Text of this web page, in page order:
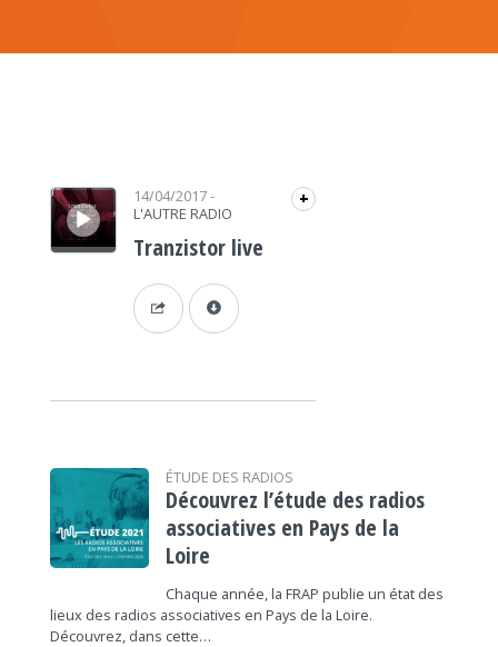
Lecteur audio 14/04/2017-
L'AUTRE RADIO
+
Tranzistor live
ÉTUDE DES RADIOS
Découvrez l’étude des radios
associatives en Pays de la
Loire
Chaque année, la FRAP publie un état des
lieux des radios associatives en Pays de la Loire.
Découvrez, dans cette…